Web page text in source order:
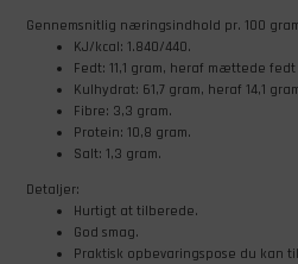
Gennemsnitlig næringsindhold pr. 100
KJ/kcal: 1.840/440.
Fedt: 11,1 gram, heraf mættede
Kulhydrat: 61,7 gram, heraf 14,1
Fibre: 3,3 gram.
Protein: 10,8 gram.
Salt: 1,3 gram.
Detaljer:
Hurtigt at tilberede.
God smag.
Praktisk opbevaringspose du kan